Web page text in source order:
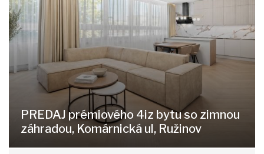
PREDAJ prémiového 4iz bytu so zimnou
záhradou, Komárnická ul, Ružinov